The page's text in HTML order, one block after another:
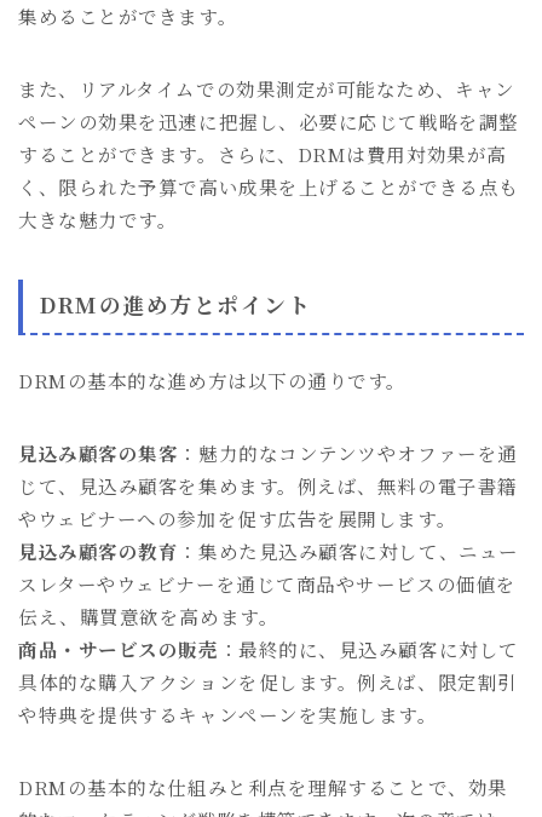
集めることができます。
また、リアルタイムでの効果測定が可能なため、キャン
ペーンの効果を迅速に把握し、必要に応じて戦略を調整
することができます。さらに、DRMは費用対効果が高
く、限られた予算で高い成果を上げることができる点も
大きな魅力です。
DRMの進め方とポイント
DRMの基本的な進め方は以下の通りです。
見込み顧客の集客 ：魅力的なコンテンツやオファーを通
じて、見込み顧客を集めます。例えば、無料の電子書籍
やウェビナーへの参加を促す広告を展開します。
見込み顧客の教育 ：集めた見込み顧客に対して、ニュー
スレターやウェビナーを通じて商品やサービスの価値を
伝え、購買意欲を高めます。
商品・サービスの販売 ：最終的に、見込み顧客に対して
具体的な購入アクションを促します。例えば、限定割引
や特典を提供するキャンペーンを実施します。
DRMの基本的な仕組みと利点を理解することで、効果